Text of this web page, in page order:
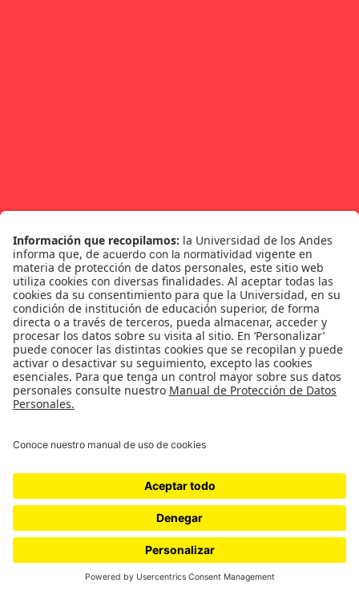
#ElNiusléterDe070
Suscríbase